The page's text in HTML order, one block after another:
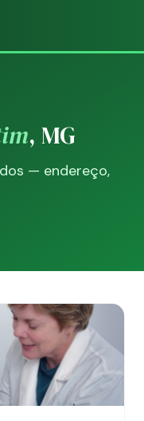
, MG
— endereço,